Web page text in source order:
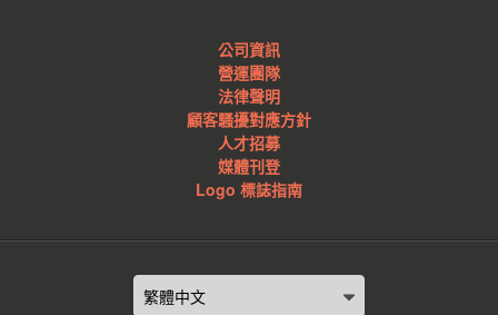
公司資訊
營運團隊
法律聲明
顧客騷擾對應方針
人才招募
媒體刊登
Logo 標誌指南